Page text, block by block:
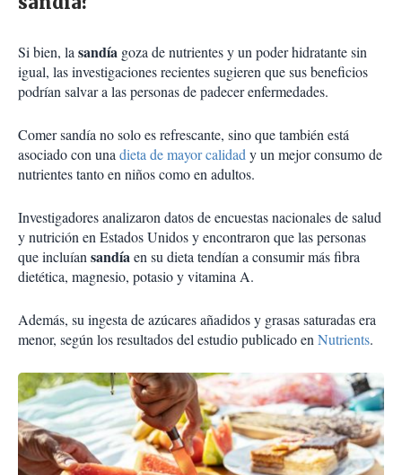
Si bien, lasandía goza de nutrientes y un poder hidratante sin
igual, las investigaciones recientes sugieren que sus beneficios
podrían salvar a las personas de padecer enfermedades.
Comer sandía no solo es refrescante, sino que también está
asociado con unadieta de mayor calidady un mejor consumo de
nutrientes tanto en niños como en adultos.
Investigadores analizaron datos de encuestas nacionales de salud
y nutrición en Estados Unidos y encontraron que las personas
que incluíansandíaen su dieta tendían a consumir más fibra
dietética, magnesio, potasio y vitamina A.
Además, su ingesta de azúcares añadidos y grasas saturadas era
menor, según los resultados del estudio publicado enNutrients.